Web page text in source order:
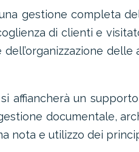
gestione completa
di clienti e
dell’organizzazione
affiancherà un
documentale,
nota e utilizzo dei